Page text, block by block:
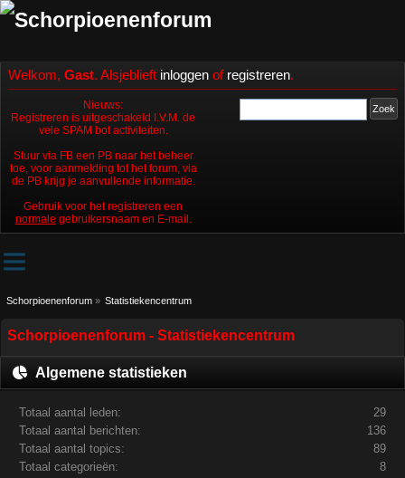
Welkom, Gast. Alsjeblieft inloggen of registreren.
Nieuws:
Registreren is uitgeschakeld I.V.M. de
vele SPAM bot activiteiten.
Stuur via FB een PB naar het beheer
toe, voor aanmelding tot het forum, via
de PB krijg je aanvullende informatie.
Gebruik voor het registreren een
normale gebruikersnaam en E-mail.
Schorpioenenforum» Statistiekencentrum
Schorpioenenforum - Statistiekencentrum
Algemene statistieken
Totaal aantal leden:
29
Totaal aantal berichten:
136
Totaal aantal topics:
89
Totaal categorieën:
8